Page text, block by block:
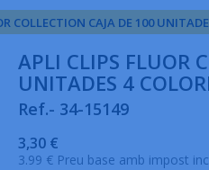
COLLECTION CAJA DE 100
APLI CLIPS FLUOR
UNITADES 4
Ref.- 34-15149
3,30 €
3.99 € Preu base amb impost